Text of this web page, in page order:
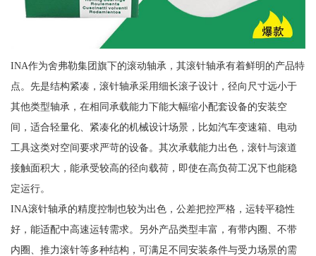
INA作为舍弗勒集团旗下的滚动轴承，其滚针轴承有着鲜明的产品特
点。先是结构紧凑，滚针轴承采用细长滚子设计，径向尺寸远小于
其他类型轴承，在相同承载能力下能大幅缩小配套设备的安装空
间，适合轻量化、紧凑化的机械设计场景，比如汽车变速箱、电动
工具这类对空间要求严苛的设备。其次承载能力出色，滚针与滚道
接触面积大，能承受较高的径向载荷，即使在高负荷工况下也能稳
定运行。
INA滚针轴承的精度控制也较为出色，公差把控严格，运转平稳性
好，能适配中高速运转需求。另外产品类型丰富，有带内圈、不带
内圈、推力滚针等多种结构，可满足不同安装条件与受力场景的需